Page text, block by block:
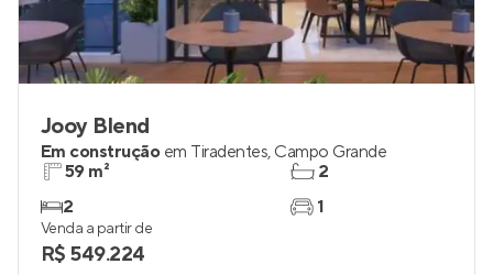
Jooy Blend
Em construção em Tiradentes, Campo Grande
59 m²
2
2
1
Venda a partir de
R$ 549.224